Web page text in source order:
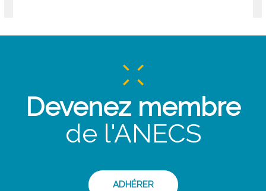
Devenez membre
de l'ANECS
ADHÉRER